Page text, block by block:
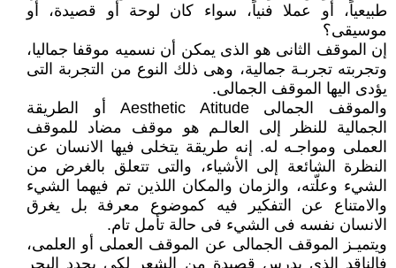
طبيعياً، أو عملا فنياً، سواء كان لوحة أو قصيدة، أو
موسيقى؟
إن الموقف الثانى هو الذى يمكن أن نسميه موقفا جماليا،
وتجربته تجربـة جمالية، وهى ذلك النوع من التجربة التى
يؤدى اليها الموقف الجمالى.
والموقف الجمالى Aesthetic Atitude أو الطريقة
الجمالية للنظر إلى العالـم هو موقف مضاد للموقف
العملى ومواجـه له. إنه طريقة يتخلى فيها الانسان عن
النظرة الشائعة إلى الأشياء، والتى تتعلق بالغرض من
الشيء وعلّته، والزمان والمكان اللذين تم فيهما الشيء
والامتناع عن التفكير فيه كموضوع معرفة بل يغرق
الانسان نفسه فى الشيء فى حالة تأمل تام.
ويتميـز الموقف الجمالى عن الموقف العملى أو العلمى،
فالناقد الذى يدرس قصيدة من الشعر لكى يحدد البحر